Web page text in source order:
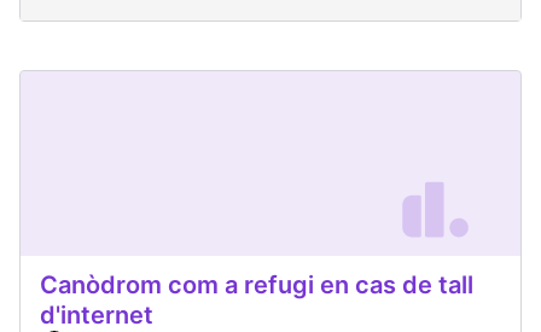
Canòdrom com a refugi en cas de tall
d'internet